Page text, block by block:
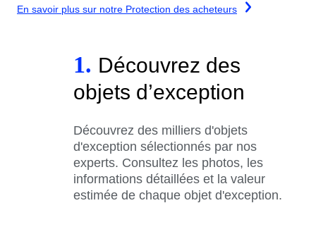
En savoir plus sur notre Protection des acheteurs
1. Découvrez des
objets d’exception
Découvrez des milliers d'objets
d'exception sélectionnés par nos
experts. Consultez les photos, les
informations détaillées et la valeur
estimée de chaque objet d'exception.